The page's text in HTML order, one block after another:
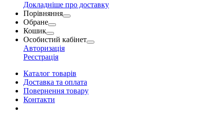
Докладніше про доставку
Порівняння
Обране
Кошик
Особистий кабінет
Авторизація
Реєстрація
Каталог товарів
Доставка та оплата
Повернення товару
Контакти